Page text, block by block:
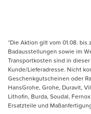
*Die Aktion gilt vom 01.08. bis
Badausstellungen sowie im
Transportkosten sind in
Kunde/Lieferadresse. Nicht
Geschenkgutscheinen oder
HansGrohe, Grohe, Duravit,
Lithofin, Burda, Soudal,
Ersatzteile und